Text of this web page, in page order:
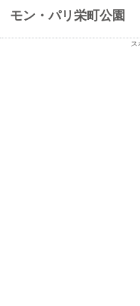
モン・パリ栄町公園
ス